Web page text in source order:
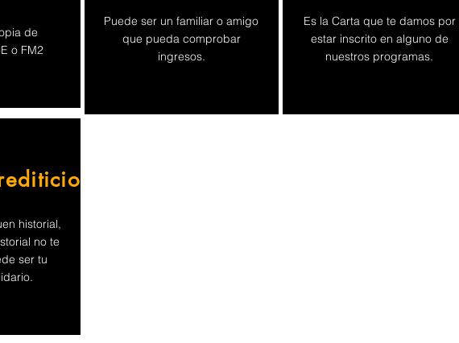
de
o FM2
Puede ser un familiar o amigo
que pueda comprobar
ingresos.
Es la Carta que te damos por
estar inscrito en alguno de
nuestros programas.
historial,
no te
ser tu